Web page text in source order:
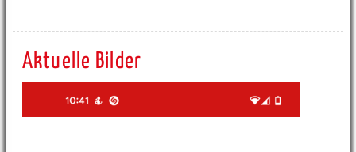
Aktuelle Bilder